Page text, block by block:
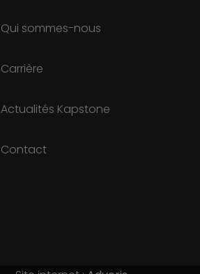
Qui sommes-nous
Carrière
Actualités Kapstone
Contact